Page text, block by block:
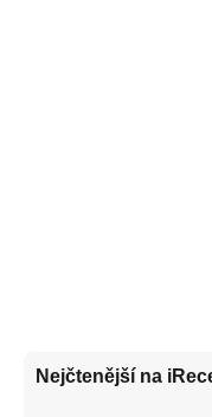
Nejčtenější na